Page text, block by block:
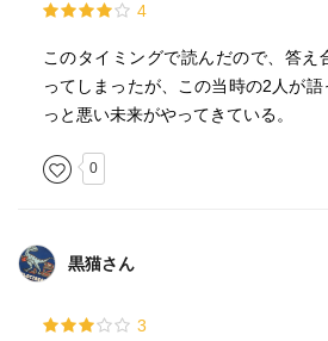
4
このタイミングで読んだので、答え
ってしまったが、この当時の2人が
っと悪い未来がやってきている。
0
黒猫さん
3